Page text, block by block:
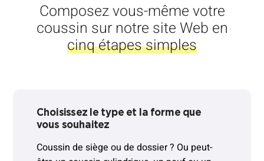
Composez vous-même votre
coussin sur notre site Web en
cinq étapes simples
Choisissez le type et la forme que
vous souhaitez
Coussin de siège ou de dossier ? Ou peut-